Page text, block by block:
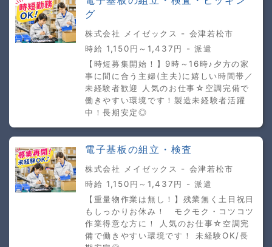
グ
株式会社 メイゼックス - 会津若松市
時給 1,150円～1,437円 - 派遣
【時短募集開始！】9時～16時♪夕方の家
事に間に合う主婦(主夫)に嬉しい時間帯／
未経験者歓迎 人気のお仕事☆空調完備で
働きやすい環境です！製造未経験者活躍
中！長期安定◎
電子基板の組立・検査
株式会社 メイゼックス - 会津若松市
時給 1,150円～1,437円 - 派遣
【重量物作業は無し！】残業無く土日祝日
もしっかりお休み！ モクモク・コツコツ
作業得意な方に！ 人気のお仕事☆空調完
備で働きやすい環境です！ 未経験OK/長